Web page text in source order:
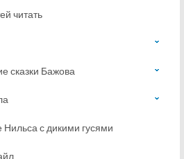
читать
сказки Бажова
с дикими гусями